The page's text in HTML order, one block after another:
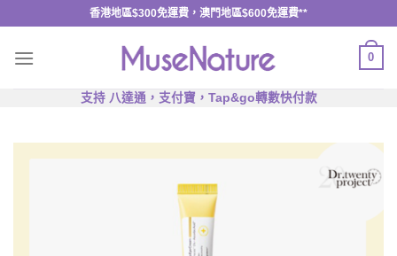
content
香港地區$300免運費，澳門地區$600免運費**
0
支持 八達通，支付寶，Tap&go轉數快付款